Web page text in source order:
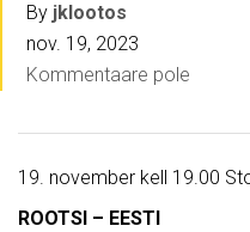
By jklootos
nov. 19, 2023
Kommentaare pole
19. november kell 19.00
ROOTSI – EESTI